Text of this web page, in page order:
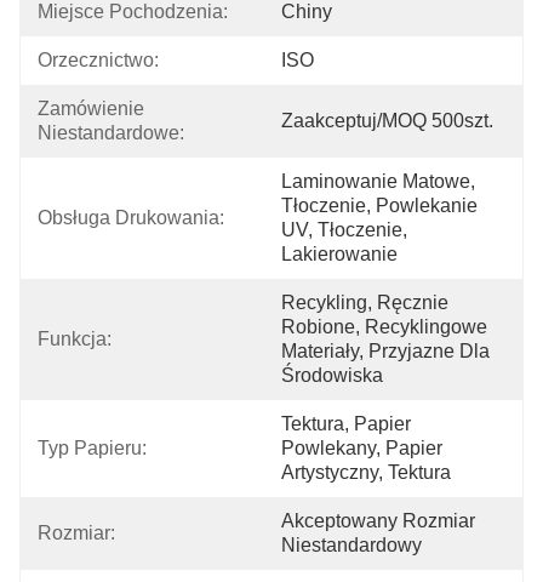
Miejsce Pochodzenia: Chiny
Orzecznictwo: ISO
Zamówienie
Niestandardowe:
Zaakceptuj/MOQ 500szt.
Obsługa Drukowania:
Laminowanie Matowe,
Tłoczenie, Powlekanie
UV, Tłoczenie,
Lakierowanie
Funkcja:
Recykling, Ręcznie
Robione, Recyklingowe
Materiały, Przyjazne Dla
Środowiska
Typ Papieru:
Tektura, Papier
Powlekany, Papier
Artystyczny, Tektura
Rozmiar:
Akceptowany Rozmiar
Niestandardowy